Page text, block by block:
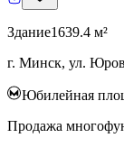
Здание1639.4 м²
г. Минск, ул.
Юбилейная
Продажа